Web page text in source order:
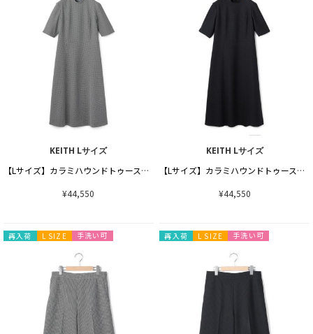
KEITH Lサイズ
【Lサイズ】カラミハウンドトゥースワンピース
¥44,550
KEITH Lサイズ
【Lサイズ】カラミハウンドトゥースワンピース
¥44,550
再入荷 L SIZE 手洗い可 再入荷 L SIZE 手洗い可